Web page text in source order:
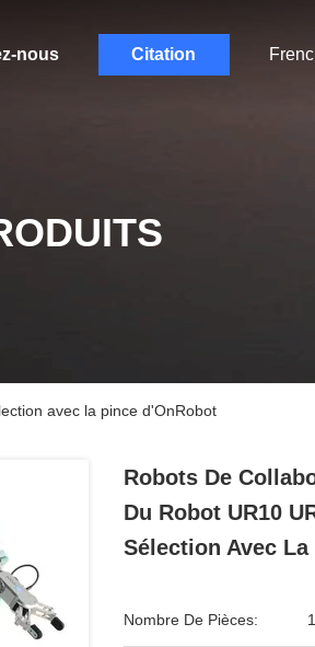
nous Citation
avec la pince d'OnRobot
Robots De
Du Robot UR10
Sélection Avec
Nombre De Pièces: 1